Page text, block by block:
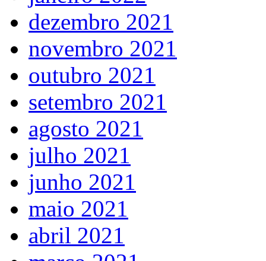
dezembro 2021
novembro 2021
outubro 2021
setembro 2021
agosto 2021
julho 2021
junho 2021
maio 2021
abril 2021